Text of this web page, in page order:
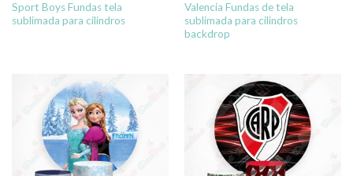
Sport Boys Fundas tela
sublimada para cilindros
Valencia Fundas de tela
sublimada para cilindros
backdrop